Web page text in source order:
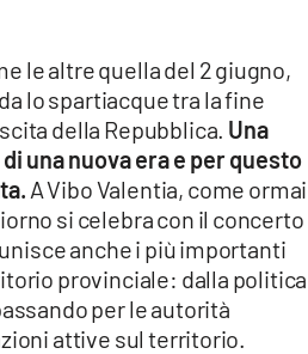
le altre quella del 2 giugno,
lo spartiacque tra la fine
della Repubblica. Una
una nuova era e per questo
A Vibo Valentia, come ormai
si celebra con il concerto
anche i più importanti
provinciale: dalla politica
per le autorità
attive sul territorio.